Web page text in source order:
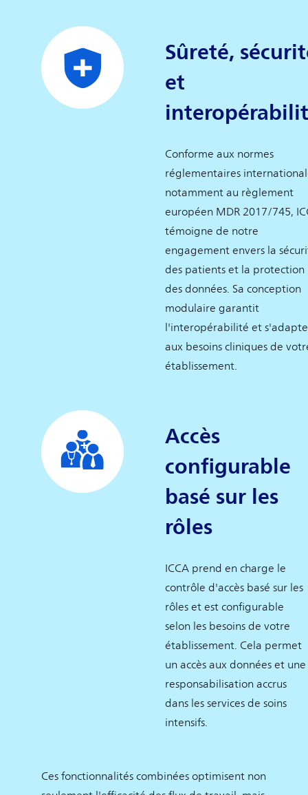
Sûreté,
et
Conforme aux normes
réglementaires
notamment au règlement
européen MDR 2017/745,
témoigne de notre
engagement envers la
des patients et la protection
des données. Sa conception
modulaire garantit
l'interopérabilité et s'adapte
aux besoins cliniques de
établissement.
Accès
configurable
basé sur les
rôles
ICCA prend en charge le
contrôle d'accès basé sur les
rôles et est configurable
selon les besoins de votre
établissement. Cela permet
un accès aux données et une
responsabilisation accrus
dans les services de soins
intensifs.
Ces fonctionnalités combinées optimisent non